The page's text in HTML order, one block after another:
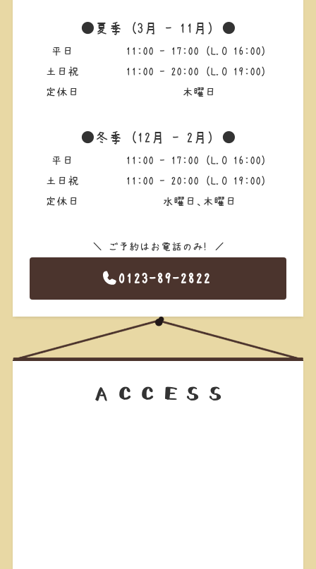
⚫️夏季（3月 - 11月）⚫️
平日
11:00 - 17:00（L.O 16:00）
土日祝
11:00 - 20:00（L.O 19:00）
定休日
木曜日
⚫️冬季（12月 - 2月）⚫️
平日
11:00 - 17:00（L.O 16:00）
土日祝
11:00 - 20:00（L.O 19:00）
定休日
水曜日、木曜日
＼ ご予約はお電話のみ！ ／
0123-89-2822
ACCESS